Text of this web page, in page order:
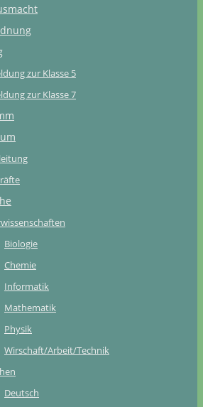
zur Klasse 5
zur Klasse 7
Biologie
Chemie
Informatik
Mathematik
Physik
Wirschaft/Arbeit/Technik
Deutsch